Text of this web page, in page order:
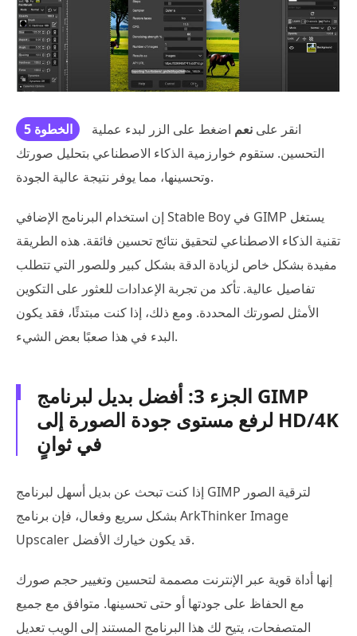
الخطوة 5 انقر على نعم اضغط على الزر لبدء عملية
التحسين. ستقوم خوارزمية الذكاء الاصطناعي بتحليل صورتك
وتحسينها، مما يوفر نتيجة عالية الجودة.
إن استخدام البرنامج الإضافي Stable Boy في GIMP يستغل
تقنية الذكاء الاصطناعي لتحقيق نتائج تحسين فائقة. هذه الطريقة
مفيدة بشكل خاص لزيادة الدقة بشكل كبير وللصور التي تتطلب
تفاصيل عالية. تأكد من تجربة الإعدادات للعثور على التكوين
الأمثل لصورتك المحددة. ومع ذلك، إذا كنت مبتدئًا، فقد يكون
البدء في هذا صعبًا بعض الشيء.
الجزء 3: أفضل بديل لبرنامج GIMP
لرفع مستوى جودة الصورة إلى HD/4K
في ثوانٍ
إذا كنت تبحث عن بديل أسهل لبرنامج GIMP لترقية الصور
بشكل سريع وفعال، فإن برنامج ArkThinker Image
Upscaler قد يكون خيارك الأفضل.
إنها أداة قوية عبر الإنترنت مصممة لتحسين وتغيير حجم صورك
مع الحفاظ على جودتها أو حتى تحسينها. متوافق مع جميع
المتصفحات، يتيح لك هذا البرنامج المستند إلى الويب تعديل